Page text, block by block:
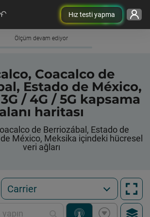
Hız testi yapma
Ölçüm devam ediyor
Coacalco de
Estado de México,
/ 4G / 5G kapsama
alanı haritası
de Berriozábal, Estado de
México, Meksika içindeki hücresel
veri ağları